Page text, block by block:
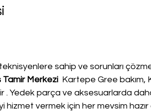
teknisyenlere sahip ve sorunları
Tamir Merkezi Kartepe Gree bakım,
. Yedek parça ve aksesuarlarda
hizmet vermek için her mevsim hazır